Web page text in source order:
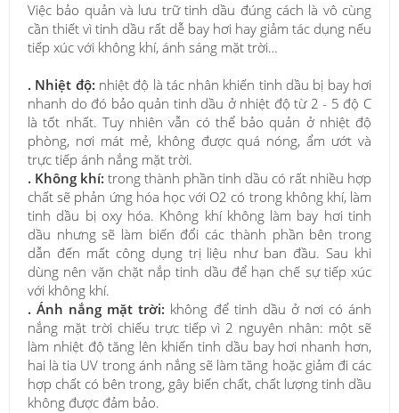
Việc bảo quản và lưu trữ tinh dầu đúng cách là vô cùng
cần thiết vì tinh dầu rất dễ bay hơi hay giảm tác dụng nếu
tiếp xúc với không khí, ánh sáng mặt trời…
. Nhiệt độ: nhiệt độ là tác nhân khiến tinh dầu bị bay hơi
nhanh do đó bảo quản tinh dầu ở nhiệt độ từ 2 - 5 độ C
là tốt nhất. Tuy nhiên vẫn có thể bảo quản ở nhiệt độ
phòng, nơi mát mẻ, không được quá nóng, ẩm ướt và
trực tiếp ánh nắng mặt trời.
. Không khí: trong thành phần tinh dầu có rất nhiều hợp
chất sẽ phản ứng hóa học với O2 có trong không khí, làm
tinh dầu bị oxy hóa. Không khí không làm bay hơi tinh
dầu nhưng sẽ làm biến đổi các thành phần bên trong
dẫn đến mất công dụng trị liệu như ban đầu. Sau khi
dùng nên vặn chặt nắp tinh dầu để hạn chế sự tiếp xúc
với không khí.
. Ánh nắng mặt trời: không để tinh dầu ở nơi có ánh
nắng mặt trời chiếu trực tiếp vì 2 nguyên nhân: một sẽ
làm nhiệt độ tăng lên khiến tinh dầu bay hơi nhanh hơn,
hai là tia UV trong ánh nắng sẽ làm tăng hoặc giảm đi các
hợp chất có bên trong, gây biến chất, chất lượng tinh dầu
không được đảm bảo.